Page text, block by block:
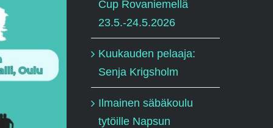
Cup Rovaniemellä
23.5.-24.5.2026
Kuukauden pelaaja:
Senja Krigsholm
Ilmainen säbäkoulu
tytöille Napsun